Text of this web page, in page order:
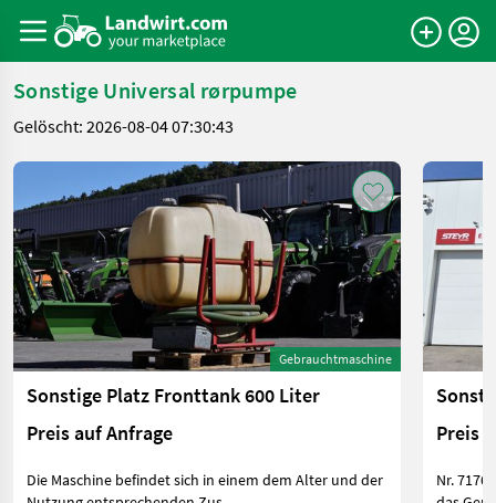
Sonstige Universal rørpumpe
Gelöscht: 2026-08-04 07:30:43
Gebrauchtmaschine
Sonstige Platz Fronttank 600 Liter
Preis auf Anfrage
Die Maschine befindet sich in einem dem Alter und der
Preis
Nr. 71768 Das Verkaufsteam der Fa. Agxor zeigt